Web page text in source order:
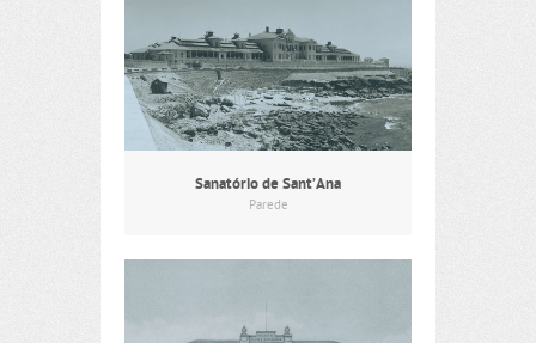
Sanatório de Sant’Ana
Parede